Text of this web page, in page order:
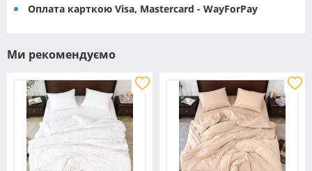
Оплата карткою Visa, Mastercard - WayForPay
Ми рекомендуємо